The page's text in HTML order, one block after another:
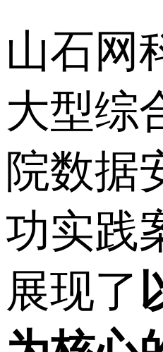
山石网
大型综
院数据
功实践
展现了